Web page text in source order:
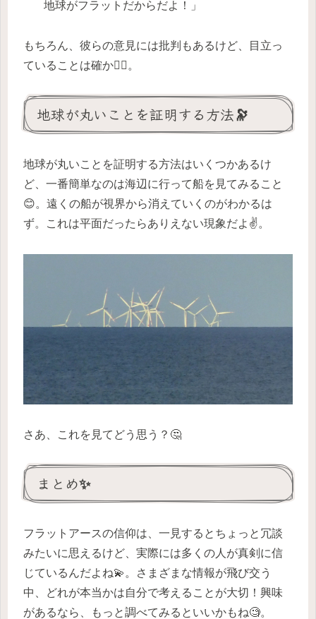
地球がフラットだからだよ！」
もちろん、彼らの意見には批判もあるけど、目立っ
ていることは確か💁‍♀️。
地球が丸いことを証明する方法🔭
地球が丸いことを証明する方法はいくつかあるけ
ど、一番簡単なのは海辺に行って船を見てみること
😊。遠くの船が視界から消えていくのがわかるは
ず。これは平面だったらありえない現象だよ✌️。
さあ、これを見てどう思う？🤔
まとめ✨
フラットアースの信仰は、一見するとちょっと冗談
みたいに思えるけど、実際には多くの人が真剣に信
じているんだよね💫。さまざまな情報が飛び交う
中、どれが本当かは自分で考えることが大切！興味
があるなら、もっと調べてみるといいかもね🧐。